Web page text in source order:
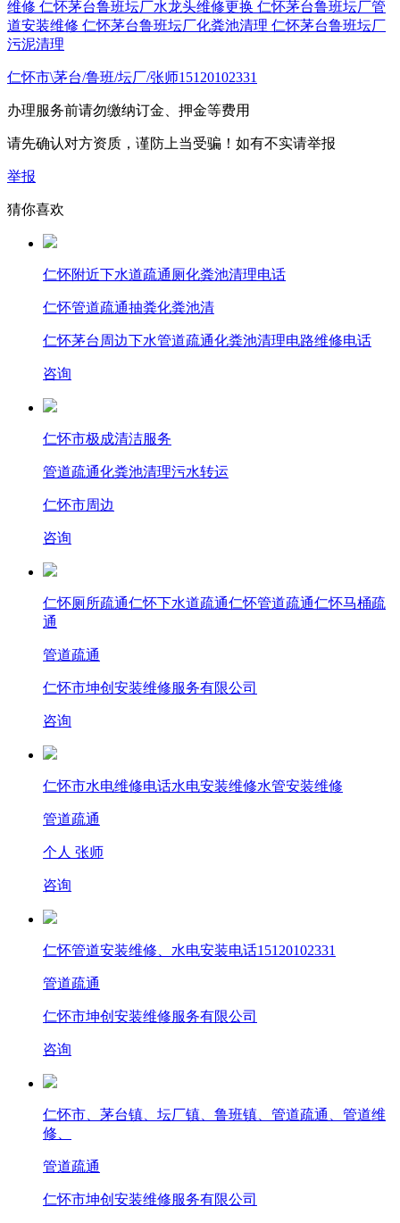
维修 仁怀茅台鲁班坛厂水龙头维修更换 仁怀茅台鲁班坛厂管
道安装维修 仁怀茅台鲁班坛厂化粪池清理 仁怀茅台鲁班坛厂
污泥清理
仁怀市\茅台/鲁班/坛厂/张师15120102331
办理服务前请勿缴纳订金、押金等费用
请先确认对方资质，谨防上当受骗！如有不实请举报
举报
猜你喜欢
仁怀附近下水道疏通厕化粪池清理电话
仁怀管道疏通抽粪化粪池清
仁怀茅台周边下水管道疏通化粪池清理电路维修电话
咨询
仁怀市极成清洁服务
管道疏通化粪池清理污水转运
仁怀市周边
咨询
仁怀厕所疏通仁怀下水道疏通仁怀管道疏通仁怀马桶疏
通
管道疏通
仁怀市坤创安装维修服务有限公司
咨询
仁怀市水电维修电话水电安装维修水管安装维修
管道疏通
个人 张师
咨询
仁怀管道安装维修、水电安装电话15120102331
管道疏通
仁怀市坤创安装维修服务有限公司
咨询
仁怀市、茅台镇、坛厂镇、鲁班镇、管道疏通、管道维
修、
管道疏通
仁怀市坤创安装维修服务有限公司